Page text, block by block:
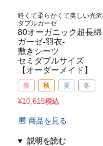
軽くて柔らかくて美しい光
ダブルガーゼ
80オーガニック超長
ガーゼ-羽衣-
敷きシーツ
セミダブルサイズ
【オーダーメイド】
春 秋 夏 冬
¥10,615税込
商品を見る